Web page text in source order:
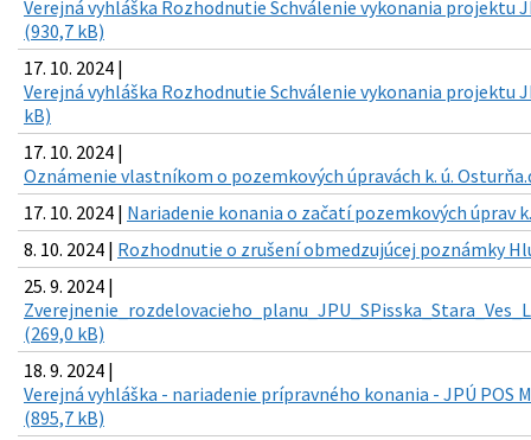
Verejná vyhláška Rozhodnutie Schválenie vykonania projektu
(930,7 kB)
17. 10. 2024 |
Verejná vyhláška Rozhodnutie Schválenie vykonania projektu
kB)
17. 10. 2024 |
Oznámenie vlastníkom o pozemkových úpravách k. ú.
17. 10. 2024 | Nariadenie konania o začatí pozemkových úprav
8. 10. 2024 | Rozhodnutie o zrušení obmedzujúcej poznámky
25. 9. 2024 |
(269,0 kB)
18. 9. 2024 |
Verejná vyhláška - nariadenie prípravného konania - JPÚ POS
(895,7 kB)